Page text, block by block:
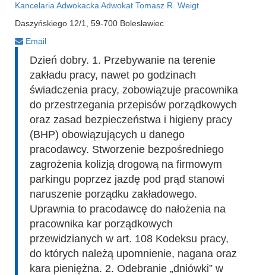
Kancelaria Adwokacka Adwokat Tomasz R. Weigt
Daszyńskiego 12/1, 59-700 Bolesławiec
Email
Dzień dobry. 1. Przebywanie na terenie
zakładu pracy, nawet po godzinach
świadczenia pracy, zobowiązuje pracownika
do przestrzegania przepisów porządkowych
oraz zasad bezpieczeństwa i higieny pracy
(BHP) obowiązujących u danego
pracodawcy. Stworzenie bezpośredniego
zagrożenia kolizją drogową na firmowym
parkingu poprzez jazdę pod prąd stanowi
naruszenie porządku zakładowego.
Uprawnia to pracodawcę do nałożenia na
pracownika kar porządkowych
przewidzianych w art. 108 Kodeksu pracy,
do których należą upomnienie, nagana oraz
kara pieniężna. 2. Odebranie „dniówki” w